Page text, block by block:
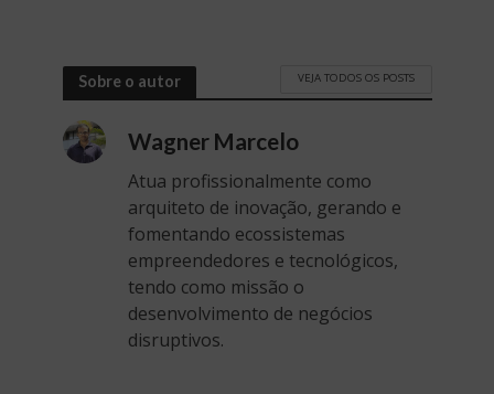
Sobre o autor VEJA TODOS OS POSTS
Wagner Marcelo
Atua profissionalmente como
arquiteto de inovação, gerando e
fomentando ecossistemas
empreendedores e tecnológicos,
tendo como missão o
desenvolvimento de negócios
disruptivos.